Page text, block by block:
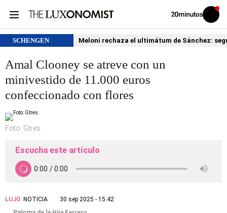
Volver
Iniciar
sesión
SCHENGEN Meloni rechaza el ultimátum de Sánchez:
Amal Clooney se atreve con un
minivestido de 11.000 euros
confeccionado con flores
Foto: Gtres.
Escucha este artículo
LUJO NOTICIA
30 sep 2025 - 15:42